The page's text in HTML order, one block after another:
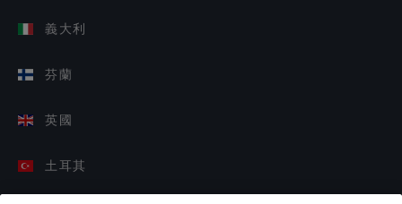
義大利
芬蘭
英國
土耳其